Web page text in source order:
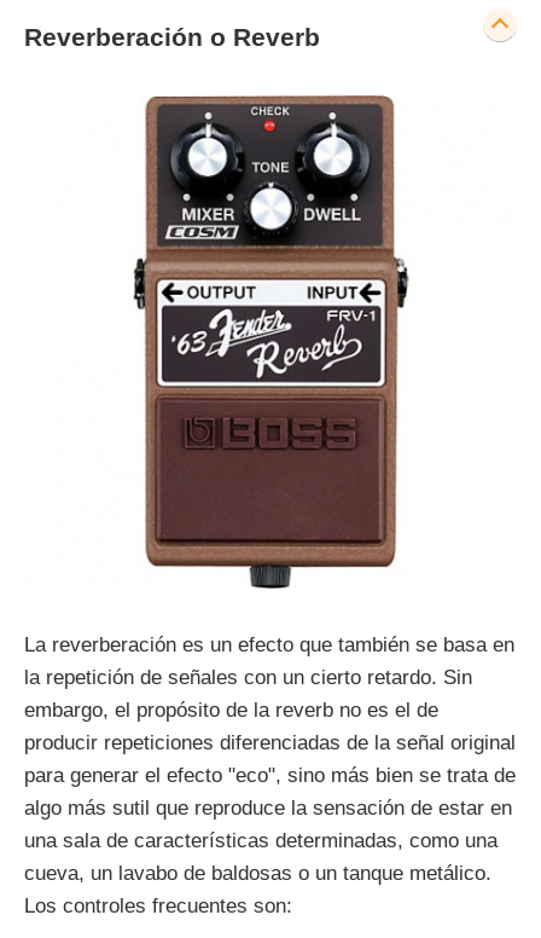
Reverberación o Reverb
La reverberación es un efecto que también se basa en
la repetición de señales con un cierto retardo. Sin
embargo, el propósito de la reverb no es el de
producir repeticiones diferenciadas de la señal original
para generar el efecto "eco", sino más bien se trata de
algo más sutil que reproduce la sensación de estar en
una sala de características determinadas, como una
cueva, un lavabo de baldosas o un tanque metálico.
Los controles frecuentes son: